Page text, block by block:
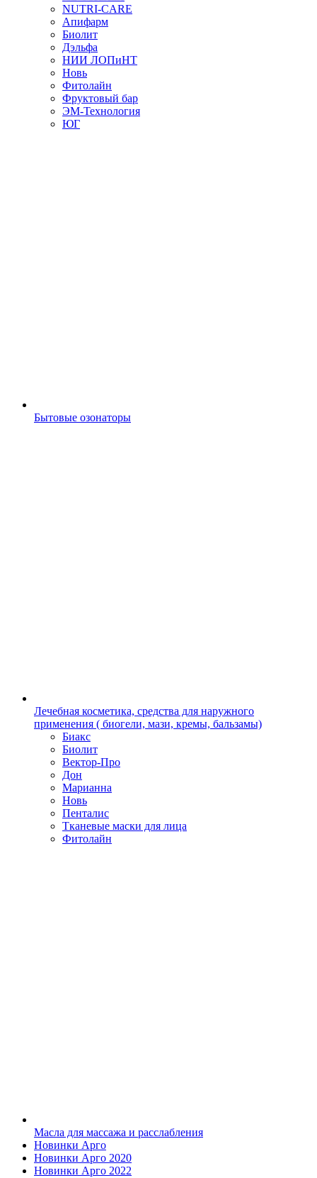
NUTRI-CARE
Апифарм
Биолит
Дэльфа
НИИ ЛОПиНТ
Новь
Фитолайн
Фруктовый бар
ЭМ-Технология
ЮГ
Бытовые озонаторы
Лечебная косметика, средства для наружного
применения ( биогели, мази, кремы, бальзамы)
Биакс
Биолит
Вектор-Про
Дон
Марианна
Новь
Пенталис
Тканевые маски для лица
Фитолайн
Масла для массажа и расслабления
Новинки Арго
Новинки Арго 2020
Новинки Арго 2022